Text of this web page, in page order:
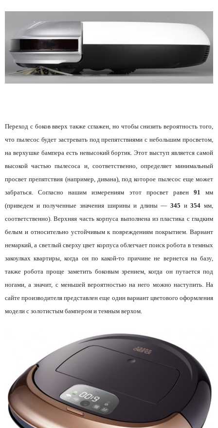
Переход с боков вверх также сглажен, но чтобы снизить вероятность того,
что пылесос будет застревать под препятствиями с небольшим просветом,
на верхушке бампера есть невысокий бортик. Этот выступ является самой
высокой частью пылесоса и, соответственно, определяет минимальный
просвет препятствия (например, дивана), под которое пылесос еще может
забраться. Согласно нашим измерениям этот просвет равен 91
мм
(приведем и полученные значения ширины и длины —345 и354 мм,
соответственно). Верхняя часть корпуса выполнена из пластика с гладким
белым и относительно устойчивым к повреждениям покрытием. Вариант
немаркий, а светлый сверху цвет корпуса облегчает поиск робота в темных
закоулках квартиры, когда он по какой-то причине не вернется на базу,
также робота проще заметить боковым зрением, когда он путается под
ногами, а значит, с меньшей вероятностью на него можно наступить. На
сайте производителя представлен еще один вариант цветового оформления
модели с золотистым бампером и темным верхом.